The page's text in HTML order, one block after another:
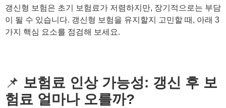
갱신형 보험은 초기 보험료가 저렴하지만, 장기적으로는 부담
이 될 수 있습니다. 갱신형 보험을 유지할지 고민할 때, 아래 3
가지 핵심 요소를 점검해 보세요.
📌 보험료 인상 가능성: 갱신 후 보
험료 얼마나 오를까?